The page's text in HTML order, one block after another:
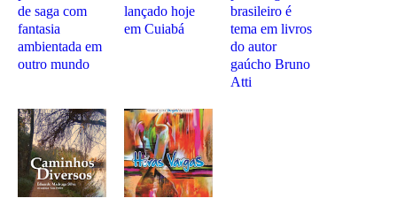
de saga com
fantasia
ambientada em
outro mundo
lançado hoje
em Cuiabá
brasileiro é
tema em livros
do autor
gaúcho Bruno
Atti